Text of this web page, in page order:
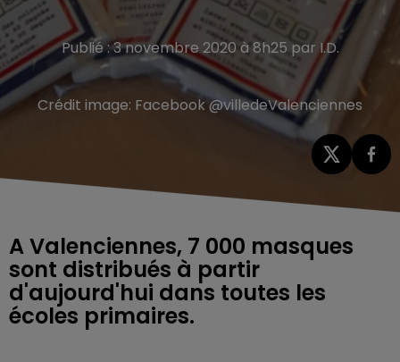
Publié : 3 novembre 2020 à 8h25 par I.D.
Crédit image: Facebook @villedeValenciennes
A Valenciennes, 7 000 masques
sont distribués à partir
d'aujourd'hui dans toutes les
écoles primaires.